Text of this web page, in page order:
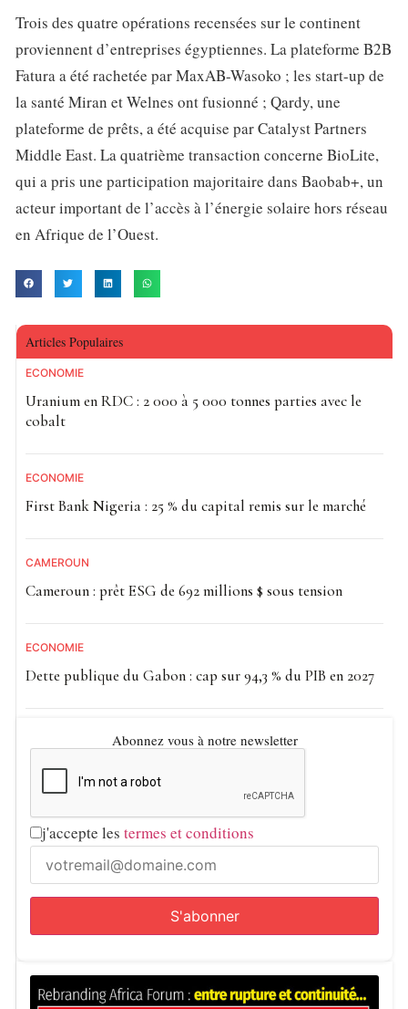
Trois des quatre opérations recensées sur le continent
proviennent d’entreprises égyptiennes. La plateforme B2B
Fatura a été rachetée par MaxAB-Wasoko ; les start-up de
la santé Miran et Welnes ont fusionné ; Qardy, une
plateforme de prêts, a été acquise par Catalyst Partners
Middle East. La quatrième transaction concerne BioLite,
qui a pris une participation majoritaire dans Baobab+, un
acteur important de l’accès à l’énergie solaire hors réseau
en Afrique de l’Ouest.
Articles Populaires
ECONOMIE
Uranium en RDC : 2 000 à 5 000 tonnes parties avec le
cobalt
ECONOMIE
First Bank Nigeria : 25 % du capital remis sur le marché
CAMEROUN
Cameroun : prêt ESG de 692 millions $ sous tension
ECONOMIE
Dette publique du Gabon : cap sur 94,3 % du PIB en 2027
Abonnez vous à notre newsletter
j'accepte les termes et conditions